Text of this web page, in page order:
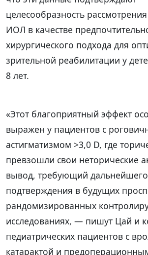
целесообразность
ИОЛ в качестве
хирургического подхода для
зрительной реабилитации у
8 лет.
«Этот благоприятный эффект
выражен у пациентов с
астигматизмом >3,0 D, где
превзошли свои неторические
вывод, требующий дальнейшего
подтверждения в будущих
рандомизированных
исследованиях, — пишут Цай и
педиатрических пациентов с
катарактой и